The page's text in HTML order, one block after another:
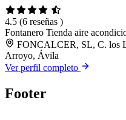
4.5 (6 reseñas )
Fontanero Tienda aire
FONCALCER, SL, C. los
Arroyo, Ávila
Ver perfil completo
Footer